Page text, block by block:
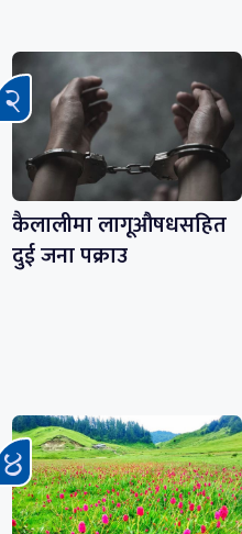
कैलालीमा लागूऔषधसहित
दुई जना पक्राउ